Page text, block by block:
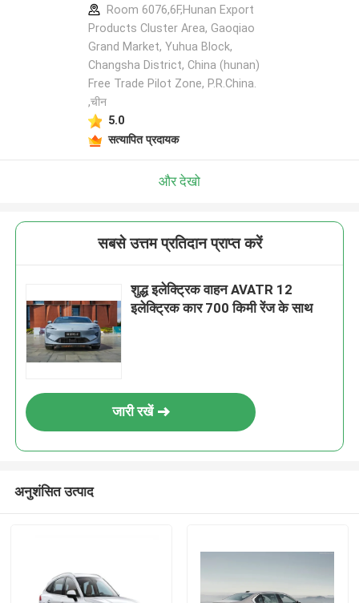
Room 6076,6F,Hunan Export
Products Cluster Area, Gaoqiao
Grand Market, Yuhua Block,
Changsha District, China (hunan)
Free Trade Pilot Zone, P.R.China.
,चीन
5.0
सत्यापित प्रदायक
और देखो
सबसे उत्तम प्रतिदान प्राप्त करें
शुद्ध इलेक्ट्रिक वाहन AVATR 12
इलेक्ट्रिक कार 700 किमी रेंज के साथ
जारी रखें
अनुशंसित उत्पाद